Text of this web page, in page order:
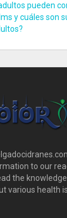
pueden
y cuáles son
to our
the
various health